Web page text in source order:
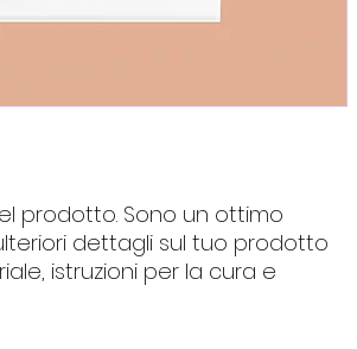
prodotto. Sono un ottimo
dettagli sul tuo prodotto
istruzioni per la cura e